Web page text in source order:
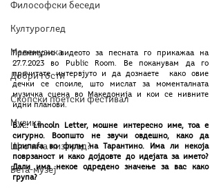
Философски беседи
Културоглед
Мелемузика
Добри гости
Скопски поетски фестивал
Музика
Што има низ град?
Бета-музеј
Премиерно видеото за песната го прикажаа на
27.7.2023 во Public Room. Ве поканувам да го
прочитате интервјуто и да дознаете  како овие
дечки се споиле, што мислат за моменталната
музичка сцена во Македонија и кои се нивните
идни планови.
В.Х.: Lincoln Letter, мошне интересно име, тоа е
сигурно. Воопшто не звучи овдешно, како да
припаѓа во филм на Тарaнтино. Има ли некоја
поврзаност и како дојдовте до идејата за името?
Дали има некое одредено значење за вас како
група?